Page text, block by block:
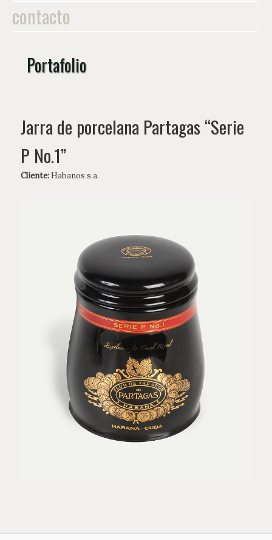
contacto
Portafolio
Jarra de porcelana Partagas “Serie
P No.1”
Cliente: Habanos s.a.